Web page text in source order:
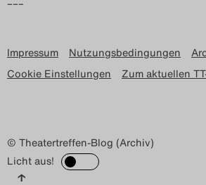
–––
Impressum Nutzungsbedingungen
Cookie Einstellungen
Zum aktuellen
© Theatertreffen-Blog (Archiv)
Licht aus!
↑